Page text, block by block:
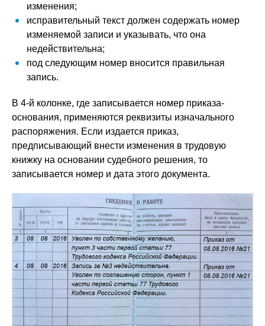
изменения;
исправительный текст должен содержать номер
изменяемой записи и указывать, что она
недействительна;
под следующим номер вносится правильная
запись.
В 4-й колонке, где записывается номер приказа-
основания, применяются реквизиты изначального
распоряжения. Если издается приказ,
предписывающий внести изменения в трудовую
книжку на основании судебного решения, то
записывается номер и дата этого документа.